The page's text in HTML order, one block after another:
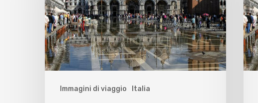
Immagini di viaggio Italia